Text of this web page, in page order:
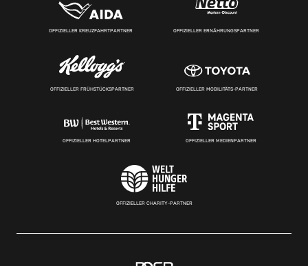
OFFIZIELLER KREUZFAHRTPARTNER OFFIZIELLER ERNÄHRUNGSPARTNER
OFFIZIELLER FRÜHSTÜCKSPARTNER OFFIZIELLER MOBILITÄTS-PARTNER
OFFIZIELLER HOTELPARTNER OFFIZIELLER MEDIENPARTNER
OFFIZIELLER CHARITY-PARTNER